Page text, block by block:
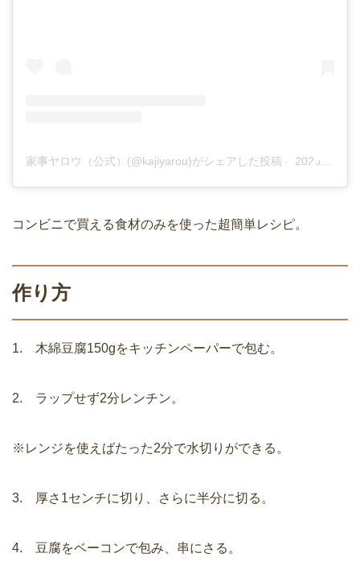
家事ヤロウ（公式）(@kajiyarou)がシェアした投稿 – 2020年 1月月22日午前8時58分PST
コンビニで買える食材のみを使った超簡単レシピ。
作り方
1. 木綿豆腐150gをキッチンペーパーで包む。
2. ラップせず2分レンチン。
※レンジを使えばたった2分で水切りができる。
3. 厚さ1センチに切り、さらに半分に切る。
4. 豆腐をベーコンで包み、串にさる。